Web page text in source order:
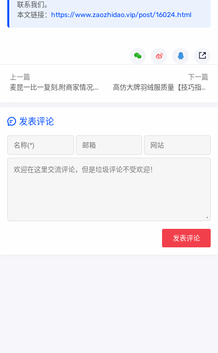
联系我们。
本文链接： https://www.zaozhidao.vip/post/16024.html
上一篇
麦昆一比一复刻,附商家情况,闭眼入
下一篇
高仿大牌羽绒服质量【技巧指南篇】
发表评论